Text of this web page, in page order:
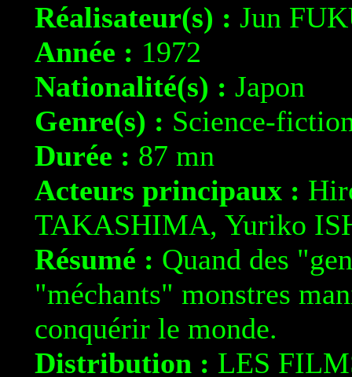
Réalisateur(s) : Jun
Année : 1972
Nationalité(s) : Japon
Genre(s) : Science-
Durée : 87 mn
Acteurs principaux :
TAKASHIMA, Yuriko
Résumé : Quand des
"méchants" monstres
conquérir le monde.
Distribution : LES